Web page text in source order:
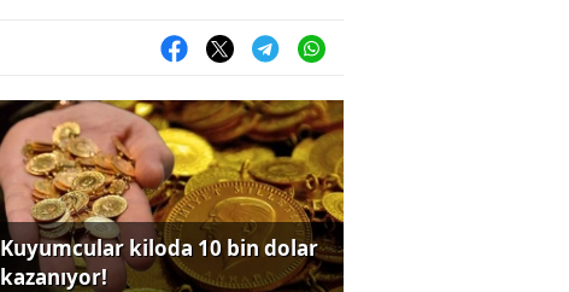
Kuyumcular kiloda 10 bin dolar
kazanıyor!